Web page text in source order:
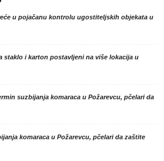
u pojačanu kontrolu ugostiteljskih objekata u
staklo i karton postavljeni na više lokacija u
suzbijanja komaraca u Požarevcu, pčelari da
komaraca u Požarevcu, pčelari da zaštite